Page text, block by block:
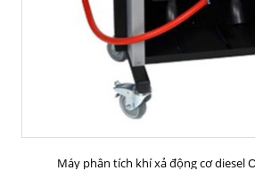
Máy phân tích khí xả động cơ diesel